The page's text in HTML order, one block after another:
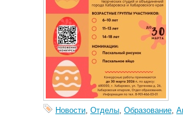
Новости, Отделы, Образование,